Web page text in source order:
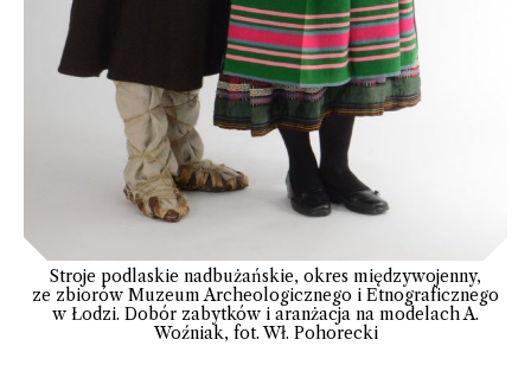
Stroje podlaskie nadbużańskie, okres międzywojenny,
ze zbiorów Muzeum Archeologicznego i Etnograficznego
w Łodzi. Dobór zabytków i aranżacja na modelach A.
Woźniak, fot. Wł. Pohorecki